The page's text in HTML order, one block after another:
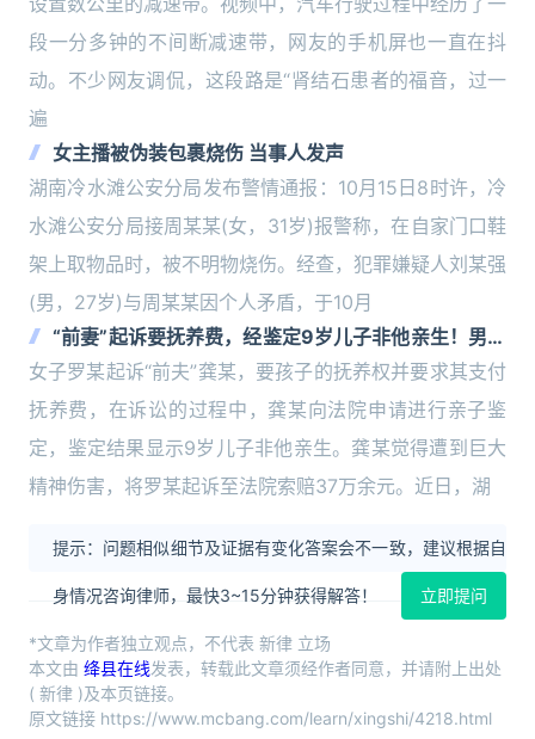
段一分多钟的不间断减速带，网友的手机屏也一直在抖
动。不少网友调侃，这段路是“肾结石患者的福音，过一
遍
女主播被伪装包裹烧伤 当事人发声
湖南冷水滩公安分局发布警情通报：10月15日8时许，冷
水滩公安分局接周某某(女，31岁)报警称，在自家门口鞋
架上取物品时，被不明物烧伤。经查，犯罪嫌疑人刘某强
(男，27岁)与周某某因个人矛盾，于10月
“前妻”起诉要抚养费，经鉴定9岁儿子非他亲生！男子
起诉索赔37万
女子罗某起诉“前夫”龚某，要孩子的抚养权并要求其支付
抚养费，在诉讼的过程中，龚某向法院申请进行亲子鉴
定，鉴定结果显示9岁儿子非他亲生。龚某觉得遭到巨大
精神伤害，将罗某起诉至法院索赔37万余元。近日，湖
提示：问题相似细节及证据有变化答案会不一致，建议根据自
身情况咨询律师，最快3~15分钟获得解答！ 立即提问
*文章为作者独立观点，不代表 新律 立场
本文由 绛县在线发表，转载此文章须经作者同意，并请附上出处
( 新律 )及本页链接。
原文链接 https://www.mcbang.com/learn/xingshi/4218.html